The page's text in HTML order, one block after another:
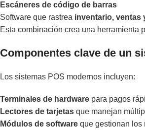
Escáneres de código de barras
Software que rastrea inventario, ventas
Esta combinación crea una herramienta
Componentes clave de un
Los sistemas POS modernos incluyen:
Terminales de hardware para pagos
Lectores de tarjetas que manejan
Módulos de software que gestionan los